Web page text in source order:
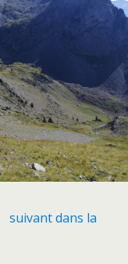
suivant dans la